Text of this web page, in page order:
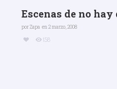
Escenas de no
porZapa en 2 marzo, 2008
158